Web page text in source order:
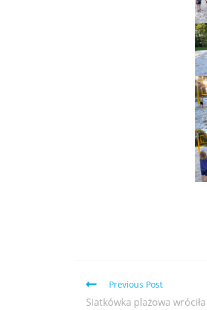
Previous Post
Siatkówka plażowa